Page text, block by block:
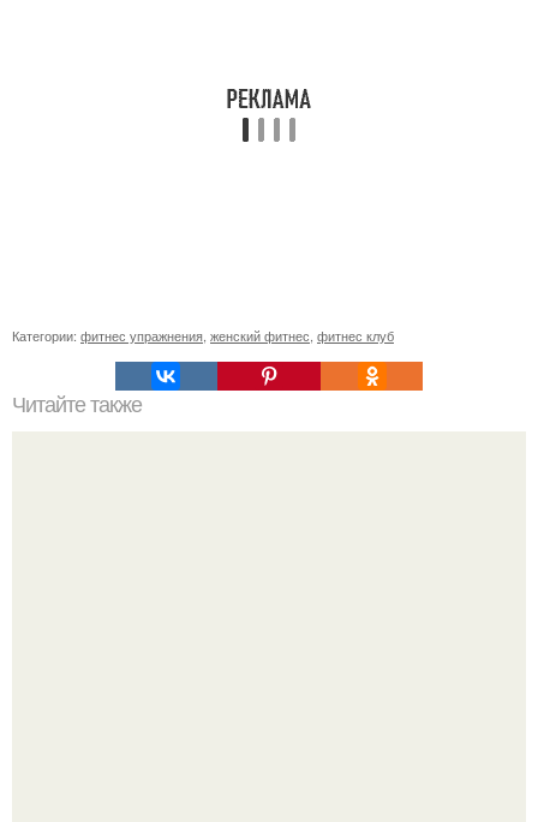
Категории: фитнес упражнения женский фитнес фитнес клуб
Читайте также